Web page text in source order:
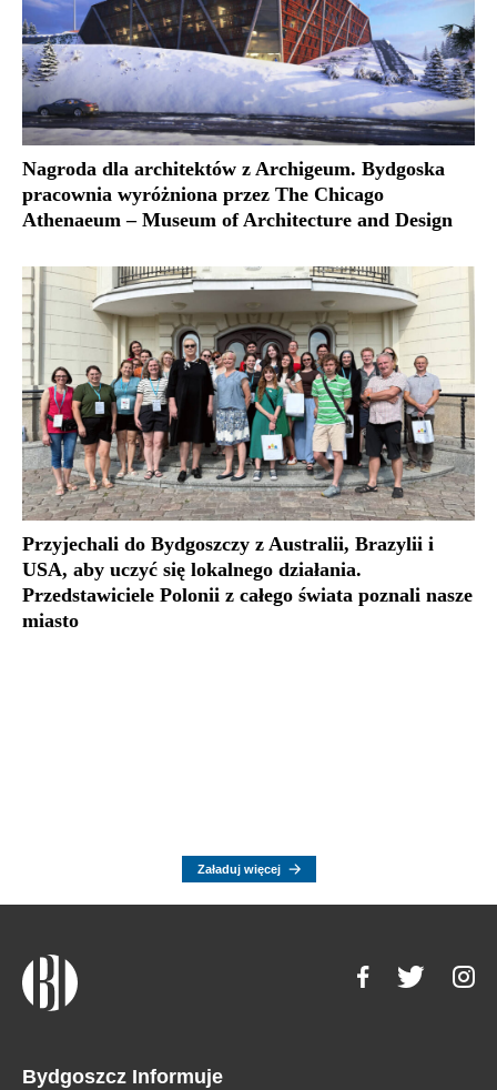
Nagroda dla architektów z Archigeum. Bydgoska
pracownia wyróżniona przez The Chicago
Athenaeum – Museum of Architecture and Design
Przyjechali do Bydgoszczy z Australii, Brazylii i
USA, aby uczyć się lokalnego działania.
Przedstawiciele Polonii z całego świata poznali nasze
miasto
Załaduj więcej
Bydgoszcz Informuje